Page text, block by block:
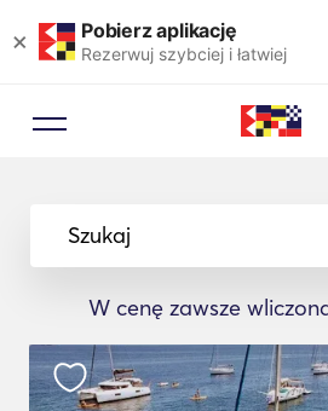
× Pobierz aplikację
Rezerwuj szybciej i łatwiej
Szukaj
W cenę zawsze